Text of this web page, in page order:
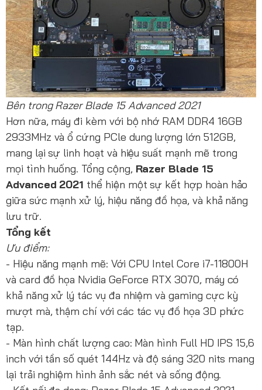
Bên trong Razer Blade 15 Advanced 2021
Hơn nữa, máy đi kèm với bộ nhớ RAM DDR4 16GB
2933MHz và ổ cứng PCle dung lượng lớn 512GB,
mang lại sự linh hoạt và hiệu suất mạnh mẽ trong
mọi tình huống. Tổng cộng, Razer Blade 15
Advanced 2021 thể hiện một sự kết hợp hoàn hảo
giữa sức mạnh xử lý, hiệu năng đồ họa, và khả năng
lưu trữ.
Tổng kết
Ưu điểm:
- Hiệu năng mạnh mẽ: Với CPU Intel Core i7-11800H
và card đồ họa Nvidia GeForce RTX 3070, máy có
khả năng xử lý tác vụ đa nhiệm và gaming cực kỳ
mượt mà, thậm chí với các tác vụ đồ họa 3D phức
tạp.
- Màn hình chất lượng cao: Màn hình Full HD IPS 15,6
inch với tần số quét 144Hz và độ sáng 320 nits mang
lại trải nghiệm hình ảnh sắc nét và sống động.